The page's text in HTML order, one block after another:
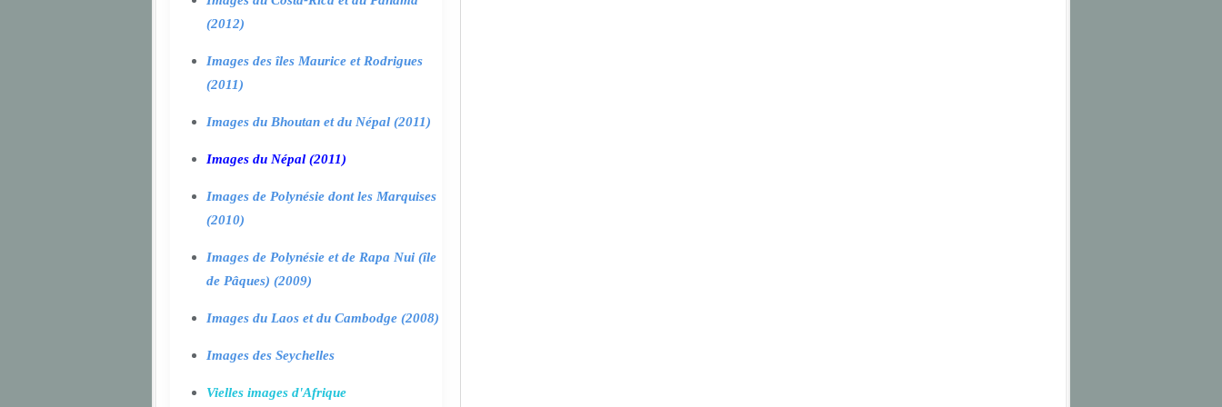
(2012)
Images des îles Maurice et Rodrigues
(2011)
Images du Bhoutan et du Népal (2011)
Images du Népal (2011)
Images de Polynésie dont les Marquises
(2010)
Images de Polynésie et de Rapa Nui (île
de Pâques) (2009)
Images du Laos et du Cambodge (2008)
Images des Seychelles
Vielles images d'Afrique